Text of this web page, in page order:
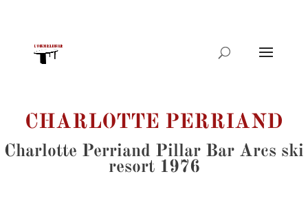
CHARLOTTE PERRIAND
Charlotte Perriand Pillar Bar Arcs ski
resort 1976